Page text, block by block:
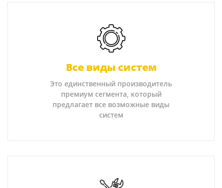
Все виды систем
Это единственный производитель
премиум сегмента, который
предлагает все возможные виды
систем